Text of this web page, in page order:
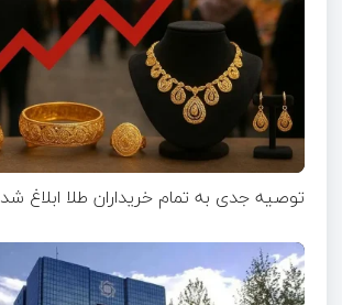
توصیه جدی به تمام خریداران طلا ابلاغ شد